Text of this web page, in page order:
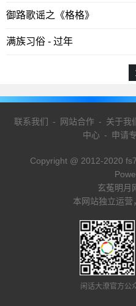
御路歌谣之《格格》
满族习俗 - 过年
联系我们 - 网站合作- 关于我
中心 - 申请
Copyright @ 2012-2020
玄菟明月
本网站独立运营
闲话大潦官方